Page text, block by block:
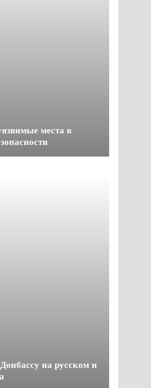
места в
на русском и